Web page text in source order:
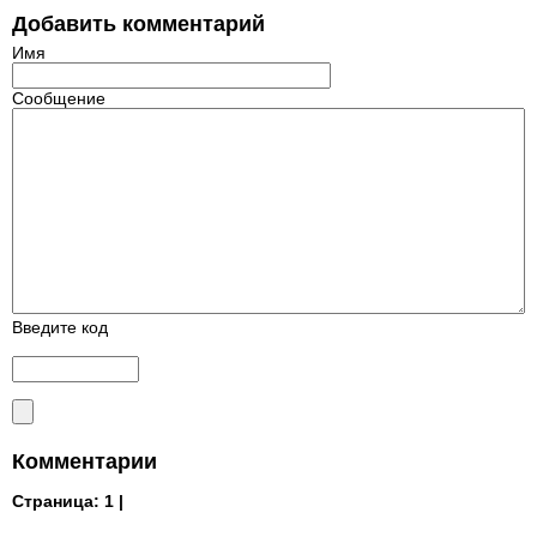
Добавить комментарий
Имя
Сообщение
Введите код
Комментарии
Страница: 1 |